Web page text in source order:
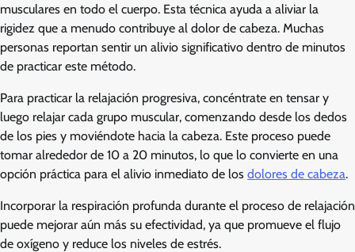
musculares en todo el cuerpo. Esta técnica ayuda a aliviar la
rigidez que a menudo contribuye al dolor de cabeza. Muchas
personas reportan sentir un alivio significativo dentro de minutos
de practicar este método.
Para practicar la relajación progresiva, concéntrate en tensar y
luego relajar cada grupo muscular, comenzando desde los dedos
de los pies y moviéndote hacia la cabeza. Este proceso puede
tomar alrededor de 10 a 20 minutos, lo que lo convierte en una
opción práctica para el alivio inmediato de los dolores de cabeza.
Incorporar la respiración profunda durante el proceso de relajación
puede mejorar aún más su efectividad, ya que promueve el flujo
de oxígeno y reduce los niveles de estrés.